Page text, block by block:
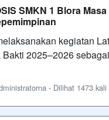
SMKN 1 Blora
kegiatan
2025–2026
- Dilihat 1473 kali